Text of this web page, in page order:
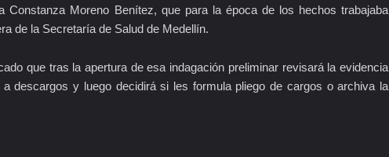
Moreno Benítez, que para la época de los hechos trabajaba
de la Secretaría de Salud de Medellín.
que tras la apertura de esa indagación preliminar revisará la evidencia
descargos y luego decidirá si les formula pliego de cargos o archiva la